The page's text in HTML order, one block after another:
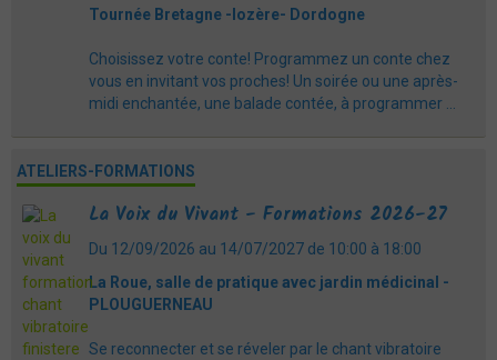
Tournée Bretagne -lozère- Dordogne
Choisissez votre conte! Programmez un conte chez
vous en invitant vos proches! Un soirée ou une après-
midi enchantée, une balade contée, à programmer ...
ATELIERS-FORMATIONS
La Voix du Vivant - Formations 2026-27
Du 12/09/2026 au 14/07/2027 de 10:00 à 18:00
La Roue, salle de pratique avec jardin médicinal -
PLOUGUERNEAU
Se reconnecter et se réveler par le chant vibratoire